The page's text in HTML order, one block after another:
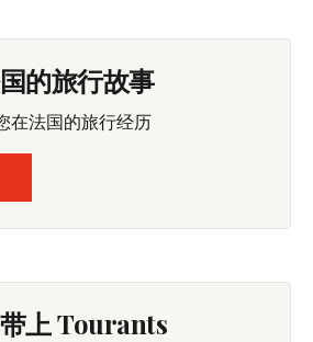
的旅行故事
在法国的旅行经历
上 Tourants